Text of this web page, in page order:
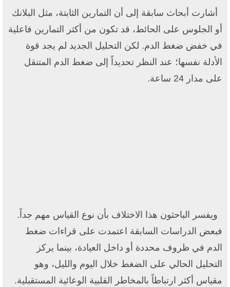
أشارت أبحاث سابقة إلى أن التمارين الثابتة، مثل البلانك
أو الجلوس على الحائط، قد تكون من أكثر التمارين فاعلية
في خفض ضغط الدم. لكن التحليل الجديد لم يجد قوة
الأدلة نفسها؛ عند النظر تحديداً إلى ضغط الدم المتنقل
على مدار 24 ساعة.
ويفسر الباحثون هذا الاختلاف بأن نوع القياس مهم جداً.
فبعض الدراسات السابقة اعتمدت على قراءات ضغط
الدم في ظروف محددة أو داخل العيادة، بينما يركز
التحليل الحالي على الضغط خلال اليوم والليل، وهو
مقياس أكثر ارتباطاً بالمخاطر القلبية الوعائية المستقبلية.